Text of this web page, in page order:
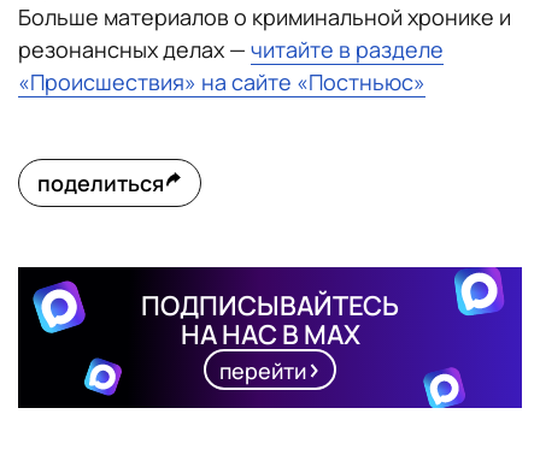
Больше материалов о криминальной хронике и
резонансных делах — читайте в разделе
«Происшествия» на сайте «Постньюс»
поделиться
ПОДПИСЫВАЙТЕСЬ
НА НАС В MAX
перейти